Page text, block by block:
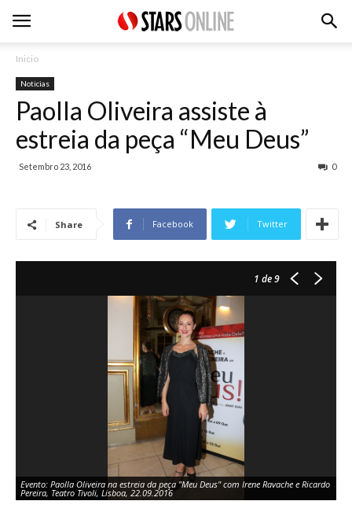
Inicio
Noticias
Paolla Oliveira assiste à
estreia da peça “Meu Deus”
Setembro 23, 2016 0
Share Facebook Twitter
1 de 9
Evento: Paolla Oliveira na estreia da peça "Meu Deus" com Irene Ravache e Ricardo
Pereira, Teatro Tivoli, Lisboa, 22.09.2016